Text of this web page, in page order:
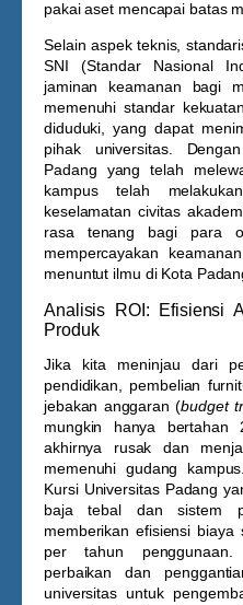
pakai aset mencapai batas
Selain aspek teknis,
SNI (Standar Nasional
jaminan keamanan bagi
memenuhi standar
diduduki, yang dapat
pihak universitas.
Padang yang telah
kampus telah
keselamatan civitas
rasa tenang bagi para
mempercayakan
menuntut ilmu di Kota
Analisis ROI: Efisiensi
Produk
Jika kita meninjau dari
pendidikan, pembelian
jebakan anggaran (budget
mungkin hanya
akhirnya rusak dan
memenuhi gudang
Kursi Universitas Padang
baja tebal dan sistem
memberikan efisiensi biaya
per tahun
perbaikan dan
universitas untuk